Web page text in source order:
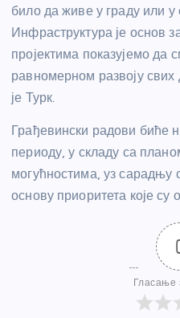
било да живе у граду или
Инфраструктура је основ
пројектима показујемо да
равномерном развоју
је Турк.
Грађевински радови биће
периоду, у складу са
могућностима, уз сарадњу
основу приоритета које су
Гласање